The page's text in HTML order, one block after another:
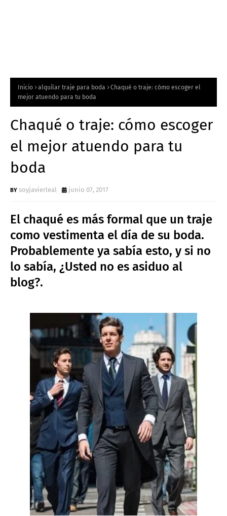
Inicio alquilar traje para boda
Chaqué o traje: cómo escoger el
mejor atuendo para tu boda
Chaqué o traje: cómo escoger
el mejor atuendo para tu
boda
soyjavierleal junio 07, 2017
El chaqué es más formal que un traje
como vestimenta el día de su boda.
Probablemente ya sabía esto, y si no
lo sabía, ¿Usted no es asiduo al
blog?.